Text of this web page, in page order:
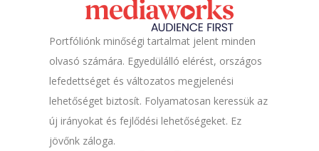
Portfóliónk minőségi tartalmat jelent minden
olvasó számára. Egyedülálló elérést, országos
lefedettséget és változatos megjelenési
lehetőséget biztosít. Folyamatosan keressük az
új irányokat és fejlődési lehetőségeket. Ez
jövőnk záloga.